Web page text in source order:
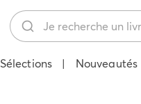
Sélections | Nouveautés